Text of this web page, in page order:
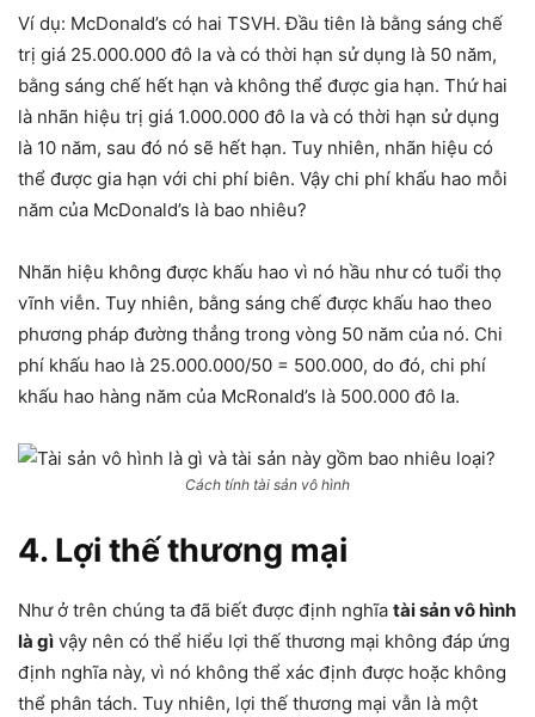
Ví dụ: McDonald’s có hai TSVH. Đầu tiên là bằng sáng chế
trị giá 25.000.000 đô la và có thời hạn sử dụng là 50 năm,
bằng sáng chế hết hạn và không thể được gia hạn. Thứ hai
là nhãn hiệu trị giá 1.000.000 đô la và có thời hạn sử dụng
là 10 năm, sau đó nó sẽ hết hạn. Tuy nhiên, nhãn hiệu có
thể được gia hạn với chi phí biên. Vậy chi phí khấu hao mỗi
năm của McDonald’s là bao nhiêu?
Nhãn hiệu không được khấu hao vì nó hầu như có tuổi thọ
vĩnh viễn. Tuy nhiên, bằng sáng chế được khấu hao theo
phương pháp đường thẳng trong vòng 50 năm của nó. Chi
phí khấu hao là 25.000.000/50 = 500.000, do đó, chi phí
khấu hao hàng năm của McRonald’s là 500.000 đô la.
Cách tính tài sản vô hình
4. Lợi thế thương mại
Như ở trên chúng ta đã biết được định nghĩa tài sản vô hình
là gì vậy nên có thể hiểu lợi thế thương mại không đáp ứng
định nghĩa này, vì nó không thể xác định được hoặc không
thể phân tách. Tuy nhiên, lợi thế thương mại vẫn là một